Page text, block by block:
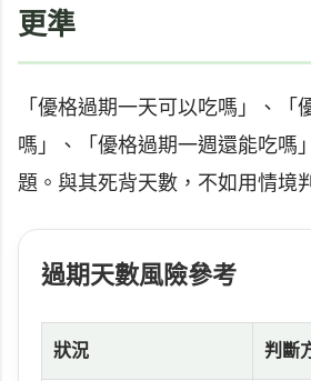
更準
「優格過期一天可以吃嗎」、「
嗎」、「優格過期一週還能吃嗎
題。與其死背天數，不如用情境
過期天數風險參考
狀況 判斷